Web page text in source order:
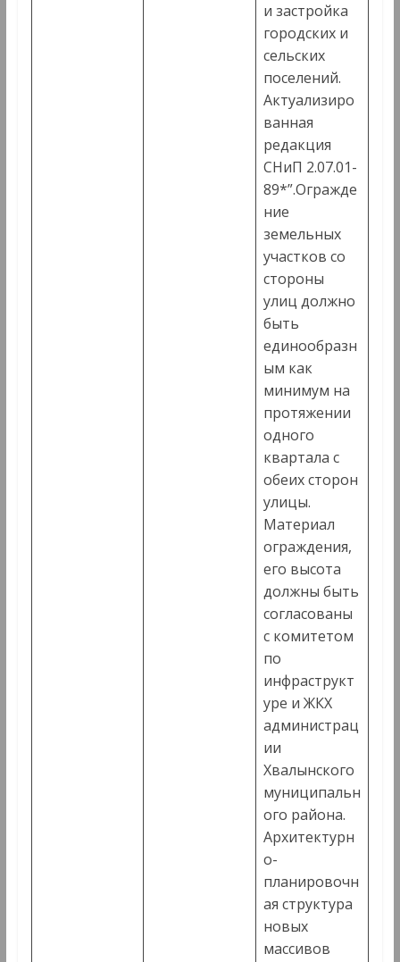
и застройка
городских и
сельских
поселений.
Актуализиро
ванная
редакция
СНиП 2.07.01-
89*”.Огражде
ние
земельных
участков со
стороны
улиц должно
быть
единообразн
ым как
минимум на
протяжении
одного
квартала с
обеих сторон
улицы.
Материал
ограждения,
его высота
должны быть
согласованы
с комитетом
по
инфраструкт
уре и ЖКХ
администрац
ии
Хвалынского
муниципальн
ого района.
Архитектурн
о-
планировочн
ая структура
новых
массивов